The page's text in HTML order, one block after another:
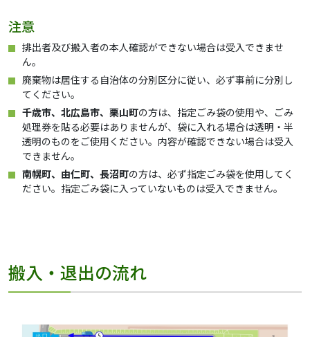
注意
排出者及び搬入者の本人確認ができない場合は受入できませ
ん。
廃棄物は居住する自治体の分別区分に従い、必ず事前に分別し
てください。
千歳市、北広島市、栗山町の方は、指定ごみ袋の使用や、ごみ
処理券を貼る必要はありませんが、袋に入れる場合は透明・半
透明のものをご使用ください。内容が確認できない場合は受入
できません。
南幌町、由仁町、長沼町の方は、必ず指定ごみ袋を使用してく
ださい。指定ごみ袋に入っていないものは受入できません。
搬入・退出の流れ